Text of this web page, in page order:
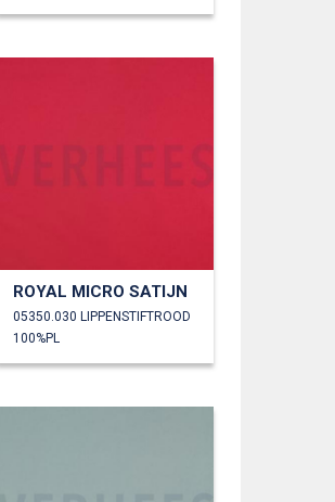
ROYAL MICRO SATIJN
05350.030 LIPPENSTIFTROOD
100%PL